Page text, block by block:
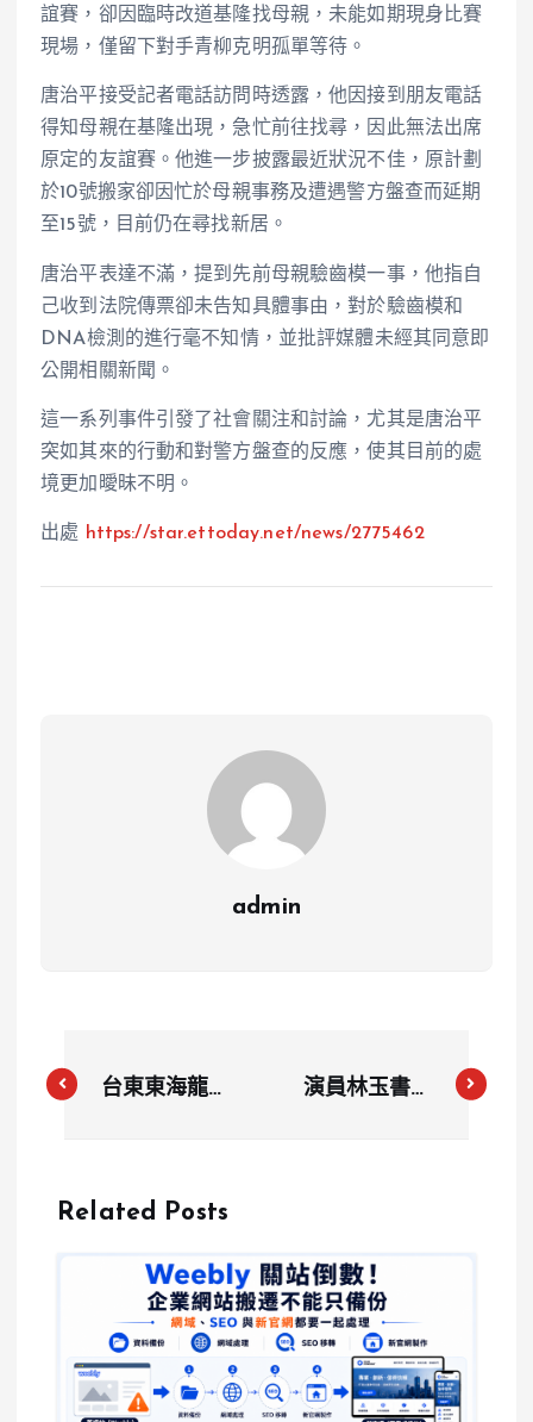
誼賽，卻因臨時改道基隆找母親，未能如期現身比賽
現場，僅留下對手青柳克明孤單等待。
唐治平接受記者電話訪問時透露，他因接到朋友電話
得知母親在基隆出現，急忙前往找尋，因此無法出席
原定的友誼賽。他進一步披露最近狀況不佳，原計劃
於10號搬家卻因忙於母親事務及遭遇警方盤查而延期
至15號，目前仍在尋找新居。
唐治平表達不滿，提到先前母親驗齒模一事，他指自
己收到法院傳票卻未告知具體事由，對於驗齒模和
DNA檢測的進行毫不知情，並批評媒體未經其同意即
公開相關新聞。
這一系列事件引發了社會關注和討論，尤其是唐治平
突如其來的行動和對警方盤查的反應，使其目前的處
境更加曖昧不明。
出處 https://star.ettoday.net/news/2775462
admin
台東東海龍門
神像燻黑 開
恙
演員林玉書面
Related Posts